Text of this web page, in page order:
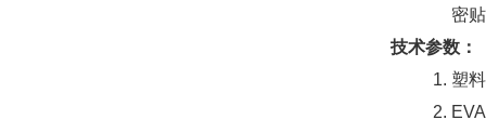
密
技术参数：
塑